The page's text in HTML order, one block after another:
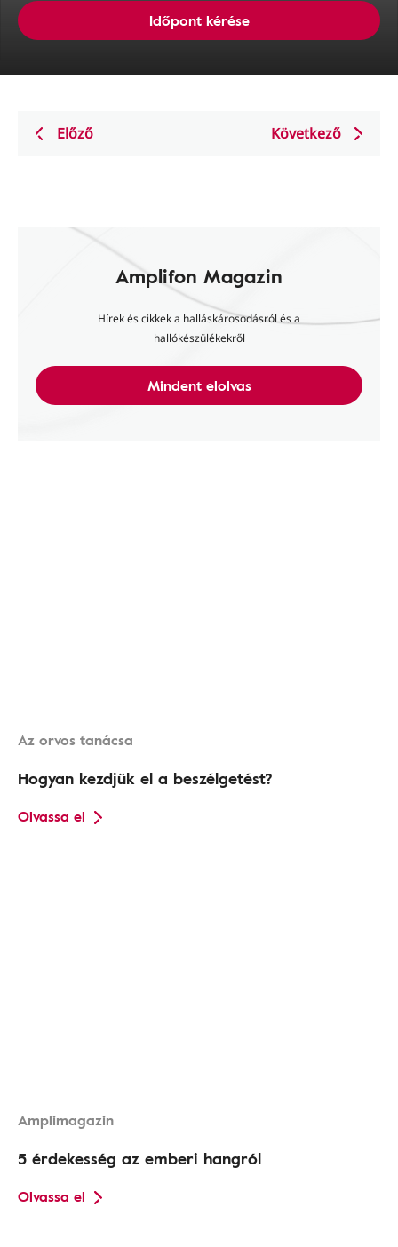
Időpont kérése
Előző Következő
Amplifon Magazin
Hírek és cikkek a halláskárosodásról és a
hallókészülékekről
Mindent elolvas
Az orvos tanácsa
Hogyan kezdjük el a beszélgetést?
Olvassa el
Amplimagazin
5 érdekesség az emberi hangról
Olvassa el